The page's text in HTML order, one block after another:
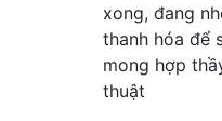
xong, đang
thanh hóa để
mong hợp
thuật